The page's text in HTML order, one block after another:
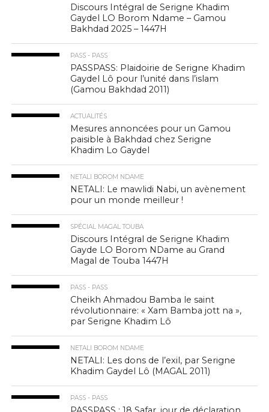
Discours Intégral de Serigne Khadim
Gaydel LO Borom Ndame – Gamou
Bakhdad 2025 – 1447H
PASS - PASS
PASSPASS: Plaidoirie de Serigne Khadim
Gaydel Lô pour l’unité dans l’islam
(Gamou Bakhdad 2011)
ACTUALITÉS
Mesures annoncées pour un Gamou
paisible à Bakhdad chez Serigne
Khadim Lo Gaydel
NETALI BOROM NDAME
NETALI: Le mawlidi Nabi, un avènement
pour un monde meilleur !
SPÉCIAL MAGAL TOUBA
Discours Intégral de Serigne Khadim
Gayde LO Borom NDame au Grand
Magal de Touba 1447H
PASS - PASS
Cheikh Ahmadou Bamba le saint
révolutionnaire: « Xam Bamba jott na »,
par Serigne Khadim Lô
NETALI BOROM NDAME
NETALI: Les dons de l’exil, par Serigne
Khadim Gaydel Lô (MAGAL 2011)
PASS - PASS